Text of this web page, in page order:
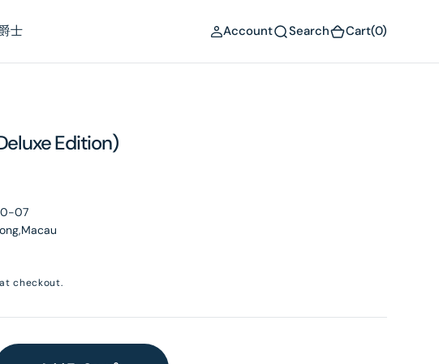
士 Account Search Cart(0)
Edition)
07
checkout.